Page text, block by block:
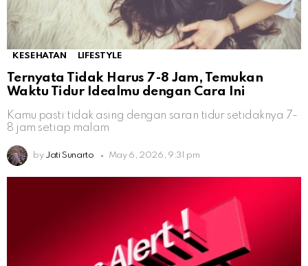
KESEHATAN LIFESTYLE
Ternyata Tidak Harus 7-8 Jam, Temukan
Waktu Tidur Idealmu dengan Cara Ini
Kamu pasti tidak asing dengan saran tidur setidaknya 7-
8 jam setiap malam
by Jati Sunarto May 6, 2026, 9:31 pm